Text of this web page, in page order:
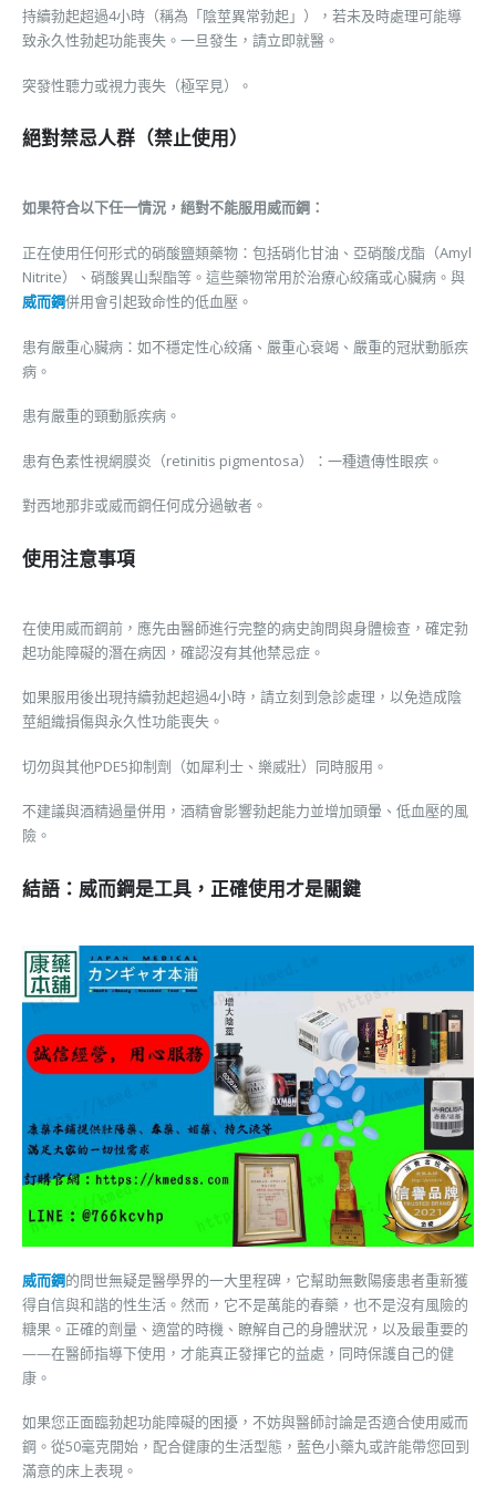
持續勃起超過4小時（稱為「陰莖異常勃起」），若未及時處理可能導
致永久性勃起功能喪失。一旦發生，請立即就醫。
突發性聽力或視力喪失（極罕見）。
絕對禁忌人群（禁止使用）
如果符合以下任一情況，絕對不能服用威而鋼：
正在使用任何形式的硝酸鹽類藥物：包括硝化甘油、亞硝酸戊酯（Amyl
Nitrite）、硝酸異山梨酯等。這些藥物常用於治療心絞痛或心臟病。與
威而鋼併用會引起致命性的低血壓。
患有嚴重心臟病：如不穩定性心絞痛、嚴重心衰竭、嚴重的冠狀動脈疾
病。
患有嚴重的頸動脈疾病。
患有色素性視網膜炎（retinitis pigmentosa）：一種遺傳性眼疾。
對西地那非或威而鋼任何成分過敏者。
使用注意事項
在使用威而鋼前，應先由醫師進行完整的病史詢問與身體檢查，確定勃
起功能障礙的潛在病因，確認沒有其他禁忌症。
如果服用後出現持續勃起超過4小時，請立刻到急診處理，以免造成陰
莖組織損傷與永久性功能喪失。
切勿與其他PDE5抑制劑（如犀利士、樂威壯）同時服用。
不建議與酒精過量併用，酒精會影響勃起能力並增加頭暈、低血壓的風
險。
結語：威而鋼是工具，正確使用才是關鍵
威而鋼的問世無疑是醫學界的一大里程碑，它幫助無數陽痿患者重新獲
得自信與和諧的性生活。然而，它不是萬能的春藥，也不是沒有風險的
糖果。正確的劑量、適當的時機、瞭解自己的身體狀況，以及最重要的
——在醫師指導下使用，才能真正發揮它的益處，同時保護自己的健
康。
如果您正面臨勃起功能障礙的困擾，不妨與醫師討論是否適合使用威而
鋼。從50毫克開始，配合健康的生活型態，藍色小藥丸或許能帶您回到
滿意的床上表現。